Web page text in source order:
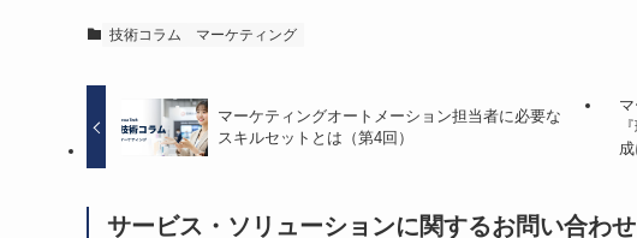
技術コラム マーケティング
マーケティングオートメーション担当者に必要な
スキルセットとは（第4回）
サービス・ソリューションに関するお問い合わせ